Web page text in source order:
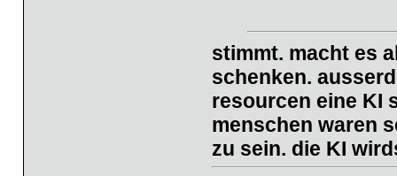
stimmt. macht es
schenken.
resourcen eine KI
menschen waren
zu sein. die KI